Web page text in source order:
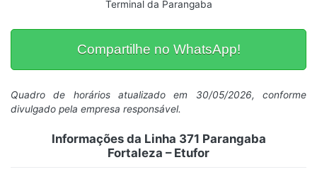
Terminal da Parangaba
Compartilhe no WhatsApp!
Quadro de horários atualizado em 30/05/2026, conforme
divulgado pela empresa responsável.
Informações da Linha 371 Parangaba
Fortaleza – Etufor